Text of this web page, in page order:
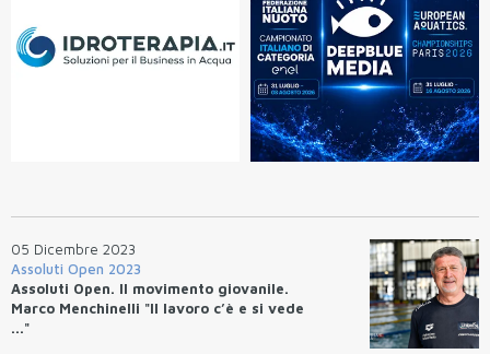
05 Dicembre 2023
Assoluti Open 2023
Assoluti Open. Il movimento giovanile.
Marco Menchinelli "Il lavoro c’è e si vede
..."